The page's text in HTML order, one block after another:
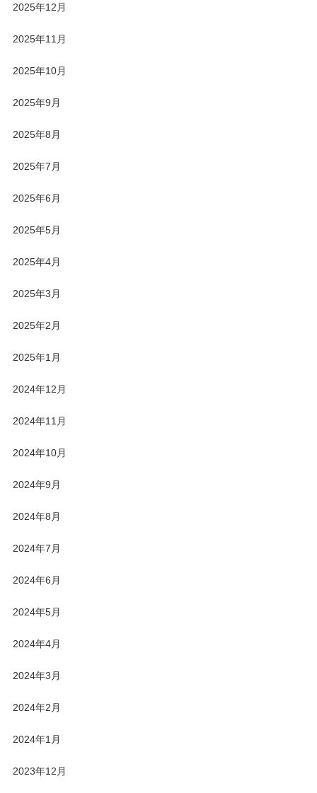
2025年12月
2025年11月
2025年10月
2025年9月
2025年8月
2025年7月
2025年6月
2025年5月
2025年4月
2025年3月
2025年2月
2025年1月
2024年12月
2024年11月
2024年10月
2024年9月
2024年8月
2024年7月
2024年6月
2024年5月
2024年4月
2024年3月
2024年2月
2024年1月
2023年12月